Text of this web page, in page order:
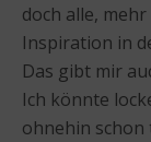
doch alle,
Inspiration in
Das gibt mir
Ich könnte
ohnehin schon